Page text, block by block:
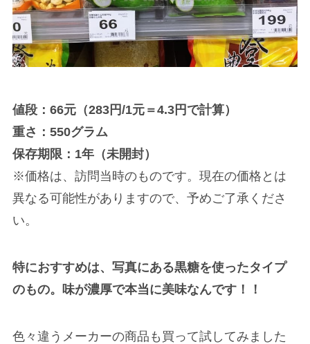
値段：66元（283円/1元＝4.3円で計算）
重さ：550グラム
保存期限：1年（未開封）
※価格は、訪問当時のものです。現在の価格とは
異なる可能性がありますので、予めご了承くださ
い。
特におすすめは、写真にある黒糖を使ったタイプ
のもの。
味が濃厚で本当に美味なんです！！
色々違うメーカーの商品も買って試してみました